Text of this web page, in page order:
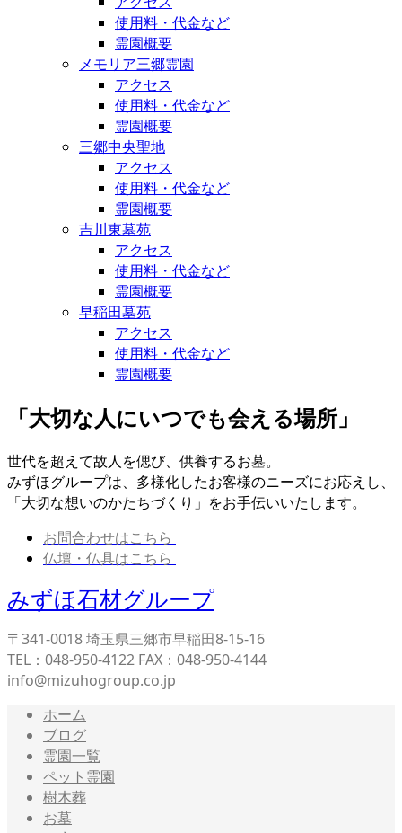
使用料・代金など
霊園概要
メモリア三郷霊園
アクセス
使用料・代金など
霊園概要
三郷中央聖地
アクセス
使用料・代金など
霊園概要
吉川東墓苑
アクセス
使用料・代金など
霊園概要
早稲田墓苑
アクセス
使用料・代金など
霊園概要
「大切な人にいつでも会える場所」
世代を超えて故人を偲び、供養するお墓。
みずほグループは、多様化したお客様のニーズにお応えし、
「大切な想いのかたちづくり」をお手伝いいたします。
お問合わせはこちら
仏壇・仏具はこちら
みずほ石材グループ
〒341-0018 埼玉県三郷市早稲田8-15-16
TEL：048-950-4122 FAX：048-950-4144
info@mizuhogroup.co.jp
ホーム
ブログ
霊園一覧
ペット霊園
樹木葬
お墓